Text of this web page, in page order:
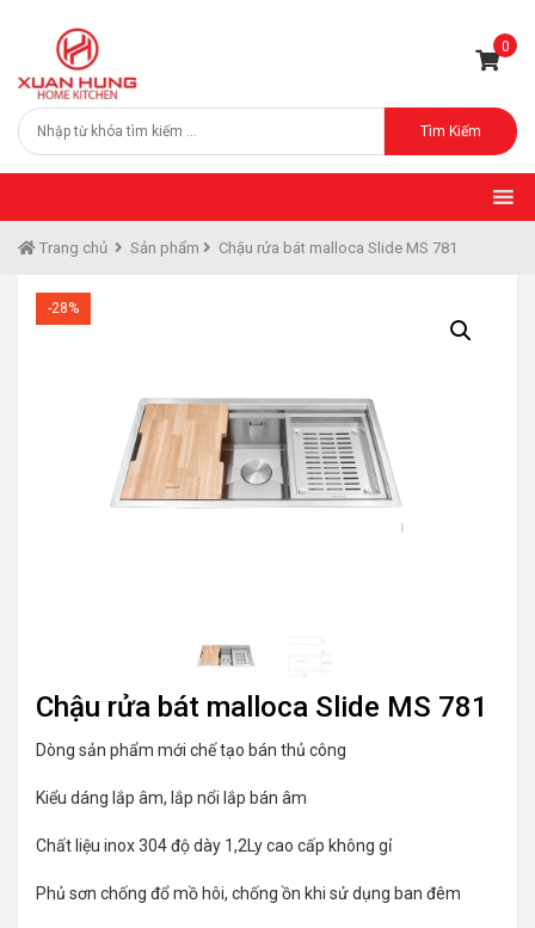
0
Tìm Kiếm
Trang chủ Sản phẩm Chậu rửa bát malloca Slide MS 781
-28%
Chậu rửa bát malloca Slide MS 781
Dòng sản phẩm mới chế tạo bán thủ công
Kiểu dáng lắp âm, lắp nổi lắp bán âm
Chất liệu inox 304 độ dày 1,2Ly cao cấp không gỉ
Phủ sơn chống đổ mồ hôi, chống ồn khi sử dụng ban đêm